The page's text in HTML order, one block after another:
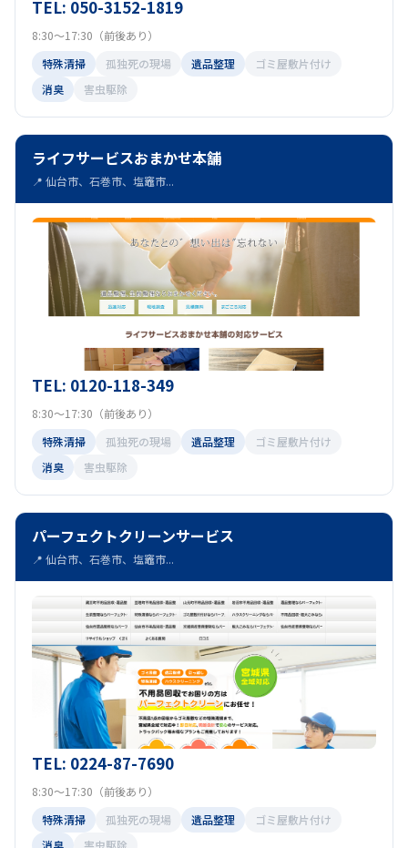
TEL: 050-3152-1819
8:30～17:30（前後あり）
特殊清掃
孤独死の現場 遺品整理
ゴミ屋敷片付け
消臭
害虫駆除
ライフサービスおまかせ本舗
📍 仙台市、石巻市、塩竈市...
TEL: 0120-118-349
8:30～17:30（前後あり）
特殊清掃
孤独死の現場 遺品整理
ゴミ屋敷片付け
消臭
害虫駆除
パーフェクトクリーンサービス
📍 仙台市、石巻市、塩竈市...
TEL: 0224-87-7690
8:30～17:30（前後あり）
特殊清掃
孤独死の現場 遺品整理
ゴミ屋敷片付け
消臭
害虫駆除